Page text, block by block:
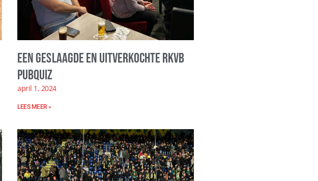
Een geslaagde en uitverkochte RKVB
Pubquiz
april 1, 2024
LEES MEER »